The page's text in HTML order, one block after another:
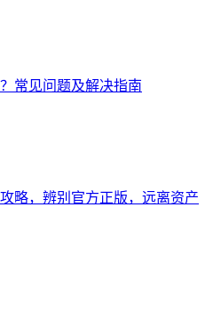
常见问题及解决指南
略，辨别官方正版，远离资产